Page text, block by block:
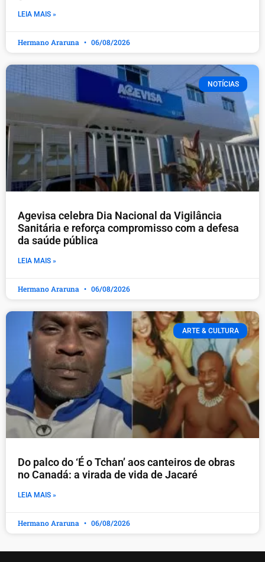
LEIA MAIS »
Hermano Araruna 06/08/2026
NOTÍCIAS
Agevisa celebra Dia Nacional da Vigilância
Sanitária e reforça compromisso com a defesa
da saúde pública
LEIA MAIS »
Hermano Araruna 06/08/2026
ARTE & CULTURA
Do palco do ‘É o Tchan’ aos canteiros de obras
no Canadá: a virada de vida de Jacaré
LEIA MAIS »
Hermano Araruna 06/08/2026